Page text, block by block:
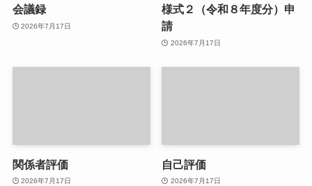
会議録
2026年7月17日
様式２（令和８年度分）申
請
2026年7月17日
関係者評価
2026年7月17日
自己評価
2026年7月17日